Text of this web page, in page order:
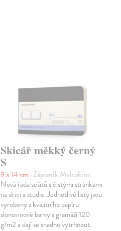
Skicář měkký černý
S
9 x 14 cm | Zápisník Moleskine
Nová řada sešitů s čistými stránkami
na skici a studie. Jednotlivé listy jsou
vyrobeny z kvalitního papíru
slonovinové barvy s gramáží 120
g/m2 a dají se snadno vytrhnout.